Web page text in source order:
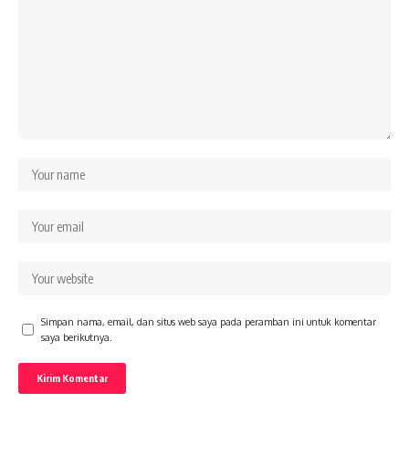
Simpan nama, email, dan situs web saya pada peramban ini untuk komentar
saya berikutnya.